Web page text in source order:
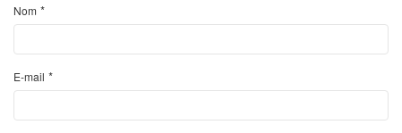
Nom *
E-mail *